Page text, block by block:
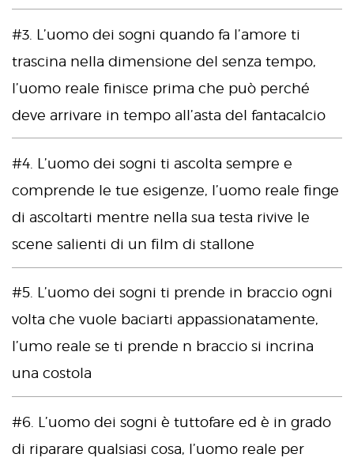
#3. L’uomo dei sogni quando fa l’amore ti
trascina nella dimensione del senza tempo,
l’uomo reale finisce prima che può perché
deve arrivare in tempo all’asta del fantacalcio
#4. L’uomo dei sogni ti ascolta sempre e
comprende le tue esigenze, l’uomo reale finge
di ascoltarti mentre nella sua testa rivive le
scene salienti di un film di stallone
#5. L’uomo dei sogni ti prende in braccio ogni
volta che vuole baciarti appassionatamente,
l’umo reale se ti prende n braccio si incrina
una costola
#6. L’uomo dei sogni è tuttofare ed è in grado
di riparare qualsiasi cosa, l’uomo reale per